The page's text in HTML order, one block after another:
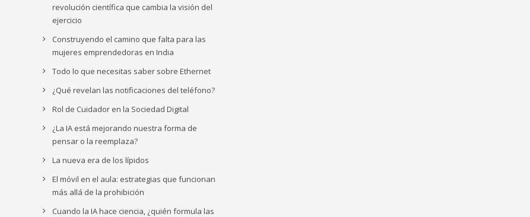
revolución científica que cambia la visión del
ejercicio
Construyendo el camino que falta para las
mujeres emprendedoras en India
Todo lo que necesitas saber sobre Ethernet
¿Qué revelan las notificaciones del teléfono?
Rol de Cuidador en la Sociedad Digital
¿La IA está mejorando nuestra forma de
pensar o la reemplaza?
La nueva era de los lípidos
El móvil en el aula: estrategias que funcionan
más allá de la prohibición
Cuando la IA hace ciencia, ¿quién formula las